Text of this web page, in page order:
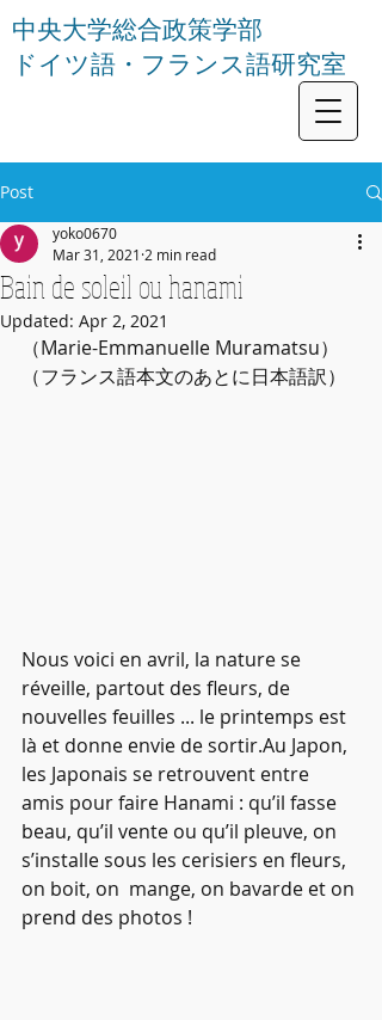
中央大学総合政策学部
ドイツ語・フランス語研究室
Post
Bain de soleil ou hanami
yoko0670
Mar 31, 2021 2 min read
Updated: Apr 2, 2021
（Marie-Emmanuelle Muramatsu）
（フランス語本文のあとに日本語訳）
Nous voici en avril, la nature se
réveille, partout des fleurs, de
nouvelles feuilles ... le printemps est
là et donne envie de sortir.Au Japon,
les Japonais se retrouvent entre
amis pour faire Hanami : qu’il fasse
beau, qu’il vente ou qu’il pleuve, on
s’installe sous les cerisiers en fleurs,
on boit, on  mange, on bavarde et on
prend des photos !